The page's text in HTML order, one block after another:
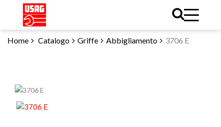
Home Catalogo Griffe Abbigliamento 3706 E